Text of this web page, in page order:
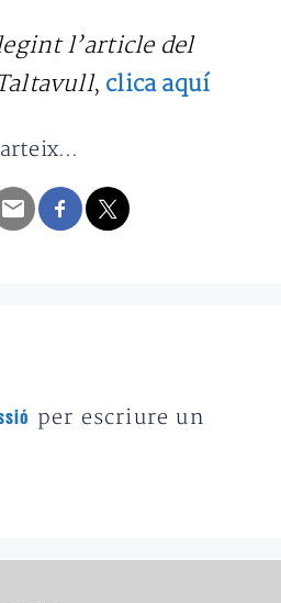
l’article del
, clica aquí
per escriure un